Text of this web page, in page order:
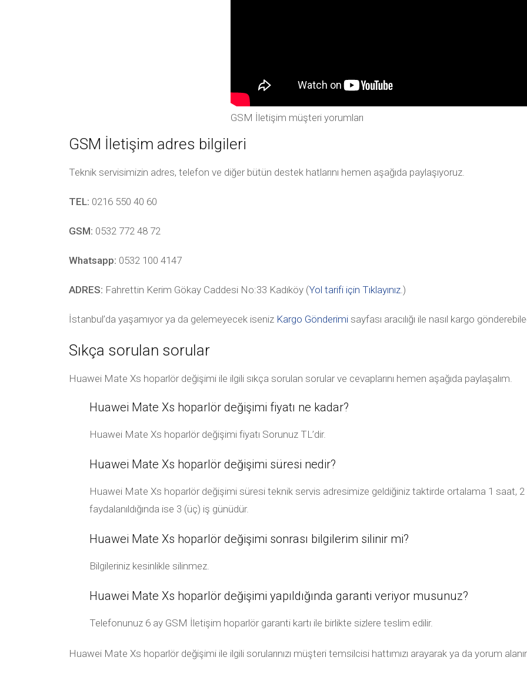
GSM İletişim müşteri yorumları
GSM İletişim adres bilgileri
Teknik servisimizin adres, telefon ve diğer bütün destek hatlarını hemen aşağıda paylaşıyoruz.
TEL: 0216 550 40 60
GSM: 0532 772 48 72
Whatsapp: 0532 100 4147
ADRES: Fahrettin Kerim Gökay Caddesi No:33 Kadıköy (Yol tarifi için Tıklayınız.)
İstanbul’da yaşamıyor ya da gelemeyecek iseniz Kargo Gönderimi sayfası aracılığı ile nasıl kargo
Sıkça sorulan sorular
Huawei Mate Xs hoparlör değişimi ile ilgili sıkça sorulan sorular ve cevaplarını hemen aşağıda paylaşalım.
Huawei Mate Xs hoparlör değişimi fiyatı ne kadar?
Huawei Mate Xs hoparlör değişimi fiyatı Sorunuz TL’dir.
Huawei Mate Xs hoparlör değişimi süresi nedir?
Huawei Mate Xs hoparlör değişimi süresi teknik servis adresimize geldiğiniz taktirde ortalama 1 saat,
faydalanıldığında ise 3 (üç) iş günüdür.
Huawei Mate Xs hoparlör değişimi sonrası bilgilerim silinir mi?
Bilgileriniz kesinlikle silinmez.
Huawei Mate Xs hoparlör değişimi yapıldığında garanti veriyor musunuz?
Telefonunuz 6 ay GSM İletişim hoparlör garanti kartı ile birlikte sizlere teslim edilir.
Huawei Mate Xs hoparlör değişimi ile ilgili sorularınızı müşteri temsilcisi hattımızı arayarak ya da yorum